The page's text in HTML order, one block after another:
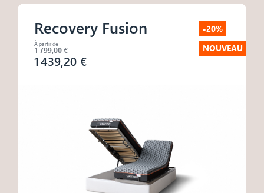
Recovery Fusion
À partir de
1 799,00 €
1 439,20 €
-20%
NOUVEAU